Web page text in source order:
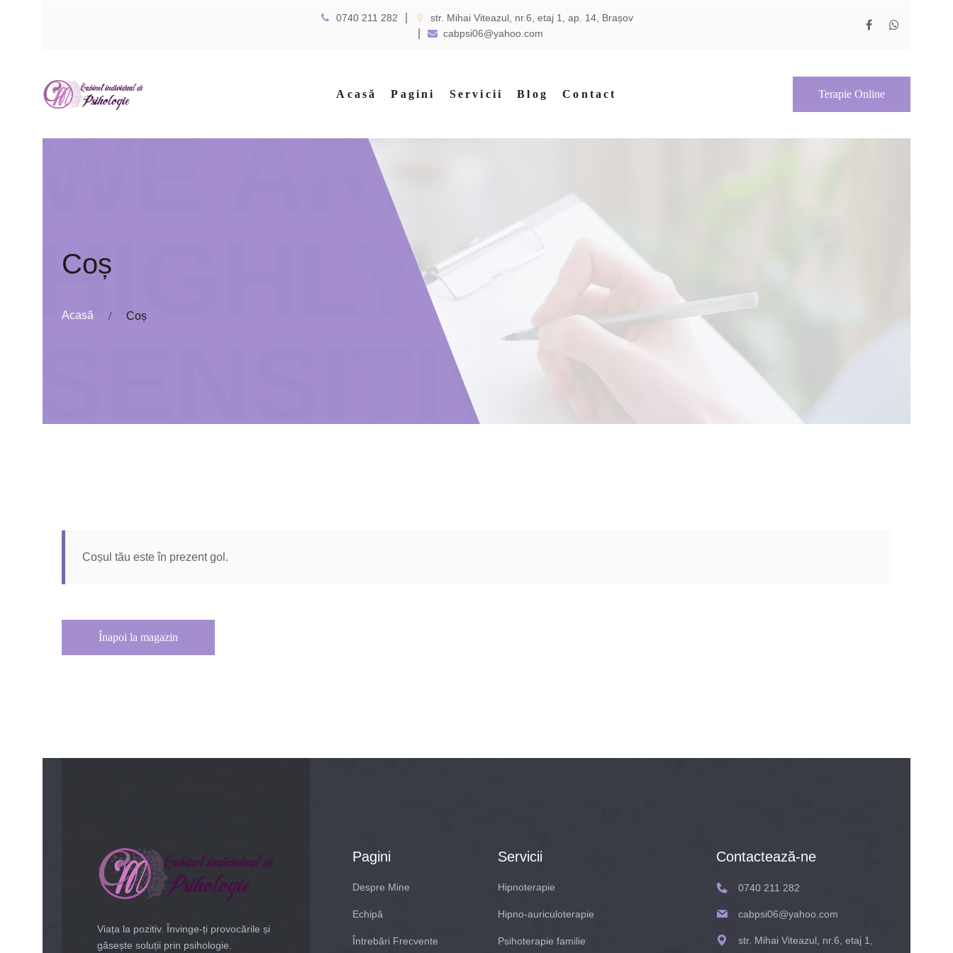
0740 211 282
str. Mihai Viteazul, nr.6, etaj 1, ap. 14, Brașov
cabpsi06@yahoo.com
Acasă Pagini Servicii Blog Contact Terapie Online
WE ARE
HIGHLY
SENSITIVE
Coș
Acasă Coș
Coșul tău este în prezent gol.
Înapoi la magazin
Viața la pozitiv. Învinge-ți provocările și
găsește soluții prin psihologie.
Pagini
Despre Mine
Echipă
Întrebări Frecvente
Servicii
Hipnoterapie
Hipno-auriculoterapie
Psihoterapie familie
Contactează-ne
0740 211 282
cabpsi06@yahoo.com
str. Mihai Viteazul, nr.6, etaj 1,